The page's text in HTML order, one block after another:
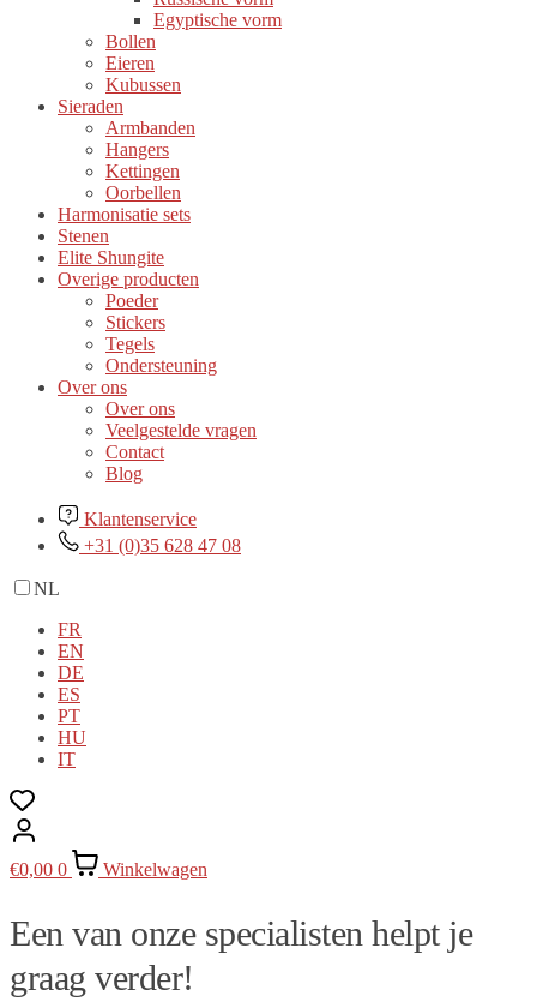
Egyptische vorm
Bollen
Eieren
Kubussen
Sieraden
Armbanden
Hangers
Kettingen
Oorbellen
Harmonisatie sets
Stenen
Elite Shungite
Overige producten
Poeder
Stickers
Tegels
Ondersteuning
Over ons
Over ons
Veelgestelde vragen
Contact
Blog
Klantenservice
+31 (0)35 628 47 08
NL
FR
EN
DE
ES
PT
HU
IT
€0,00 0 Winkelwagen
Een van onze specialisten helpt je
graag verder!